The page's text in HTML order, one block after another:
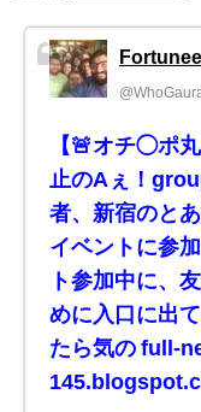
【🚨オチ◯ポ
止のAぇ！
者、新宿のと
イベントに参
ト参加中に、
めに入口に出
たら気の full-